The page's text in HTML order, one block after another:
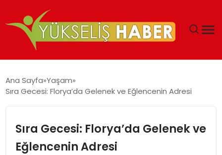
MALIYETLERINI AZALTIYOR’
Ana Sayfa Yaşam
Sıra Gecesi: Florya’da Gelenek ve Eğlencenin Adresi
Sıra Gecesi: Florya’da Gelenek ve
Eğlencenin Adresi